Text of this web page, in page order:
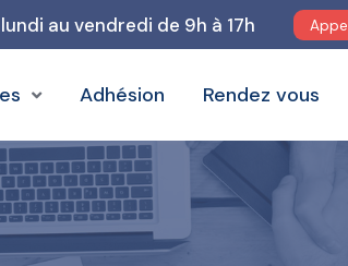
au vendredi de 9h à 17h
Adhésion Rendez vous